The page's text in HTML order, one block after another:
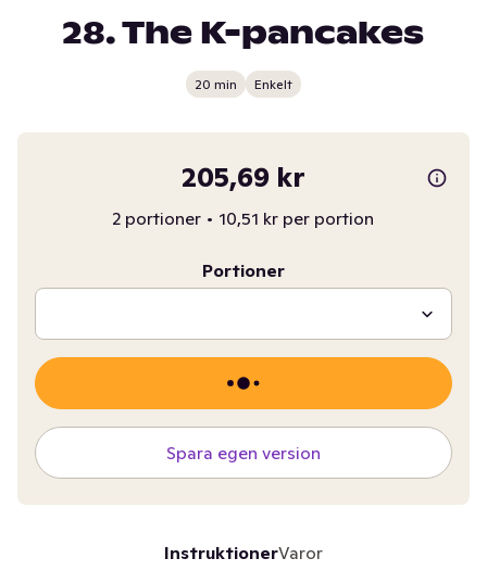
28. The K-pancakes
20 min Enkelt
205,69 kr
2 portioner • 10,51 kr per portion
Portioner
Spara egen version
InstruktionerVaror